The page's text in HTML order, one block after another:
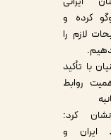
و
را
و